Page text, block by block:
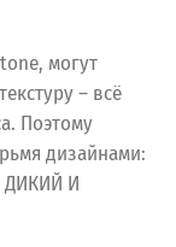
могут
– всё
Поэтому
дизайнами:
И